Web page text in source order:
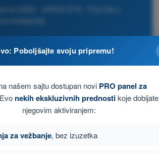
(UAS) - DRON STS - Potvrda o
kategorija)
Poboljšajte svoju pripremu!
našem sajtu dostupan novi PRO panel za
nekih ekskluzivnih prednostikoje dobijate
njegovim aktiviranjem:
za vežbanje, bez izuzetka